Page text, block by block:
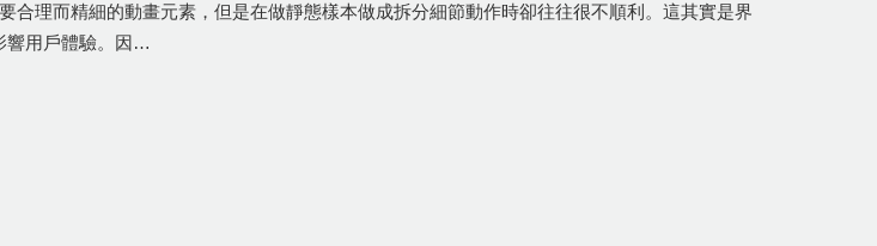
理而精細的動畫元素，但是在做靜態樣本做成拆分細節動作時卻往往很不順利。這其實是界
響用戶體驗。因…